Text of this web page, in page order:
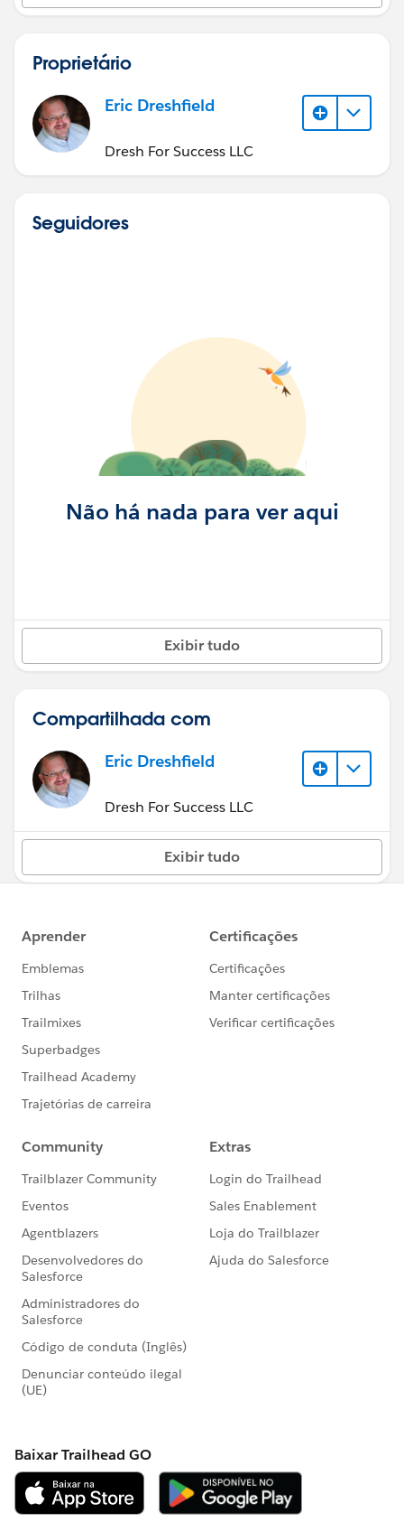
Proprietário
Eric Dreshfield
Dresh For Success LLC
Seguidores
Não há nada para ver aqui
Exibir tudo
Compartilhada com
Eric Dreshfield
Dresh For Success LLC
Exibir tudo